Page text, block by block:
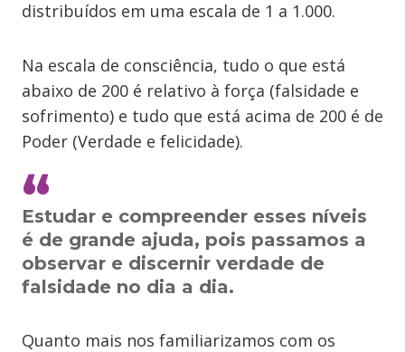
distribuídos em uma escala de 1 a 1.000.
Na escala de consciência, tudo o que está
abaixo de 200 é relativo à força (falsidade e
sofrimento) e tudo que está acima de 200 é de
Poder (Verdade e felicidade).
Estudar e compreender esses níveis
é de grande ajuda, pois passamos a
observar e discernir verdade de
falsidade no dia a dia.
Quanto mais nos familiarizamos com os